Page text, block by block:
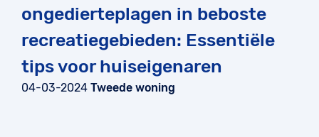
ongedierteplagen in beboste
recreatiegebieden: Essentiële
tips voor huiseigenaren
04-03-2024 Tweede woning